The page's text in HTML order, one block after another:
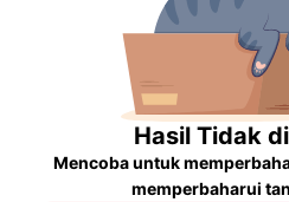
Hasil Tidak
Mencoba untuk
memperbaharui